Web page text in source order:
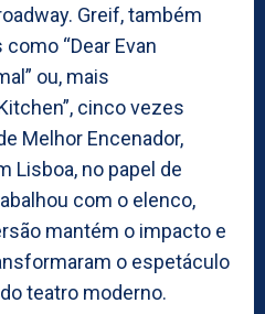
Greif, também
“Dear Evan
ou, mais
cinco vezes
Melhor Encenador,
Lisboa, no papel de
com o elenco,
mantém o impacto e
o espetáculo
teatro moderno.